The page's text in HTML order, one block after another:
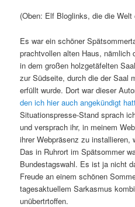
(Oben: Elf Bloglinks, die die Welt
Es war ein schöner
prachtvollen alten Haus, nämlich
in dem großen holzgetäfelten
zur Südseite, durch die der Saal
erfüllt wurde. Dort war dieser
den ich hier auch angekündigt
Situationspresse-Stand sprach
und versprach ihr, in meinem
ihrer Webpräsenz zu
Das in Ruhrort im Spätsommer
Bundestagswahl. Es ist ja nicht
Freude an einem schönen
tagesaktuellem Sarkasmus
unübertrtoffen.